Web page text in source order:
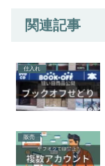
関連記事
仕入れ
販売